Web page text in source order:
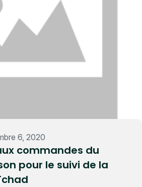
6, 2020
commandes du
pour le suivi de la